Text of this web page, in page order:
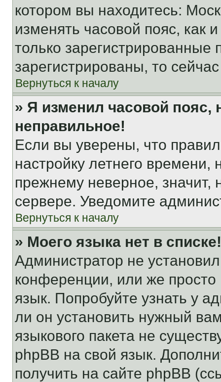
котором вы находитесь:
изменять часовой пояс, как
только
зарегистрированы, то
Вернуться к началу
» Я изменил часовой пояс,
неправильное!
Если вы уверены, что
настройку летнего
прежнему неверное, значит,
сервере. Уведомите
Вернуться к началу
» Моего языка нет в списке!
Администратор не
конференции, или же
язык. Попробуйте узнать у
ли он установить нужный
языкового пакета не
phpBB на свой язык.
получить на сайте phpBB